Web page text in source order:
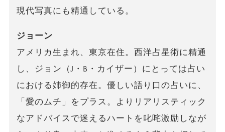
現代写真にも精通している。
ジョーン
アメリカ生まれ、東京在住。西洋占星術に精通
し、ジョン（J・B・カイザー）にとっては占い
における姉御的存在。優しい語り口の占いに、
「愛のムチ」をプラス。よりリアリスティック
なアドバイスで迷えるハートを叱咤激励しなが